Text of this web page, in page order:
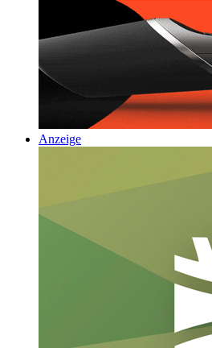
Anzeige